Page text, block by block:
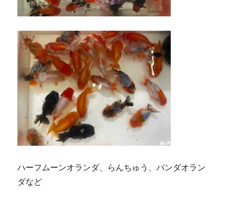
ハーフムーンオランダ、らんちゅう、パンダオラン
ダなど